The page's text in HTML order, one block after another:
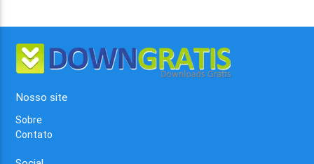
Nosso site
Sobre
Contato